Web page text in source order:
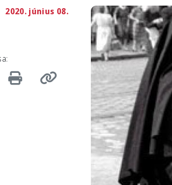
2020. június 08. Image